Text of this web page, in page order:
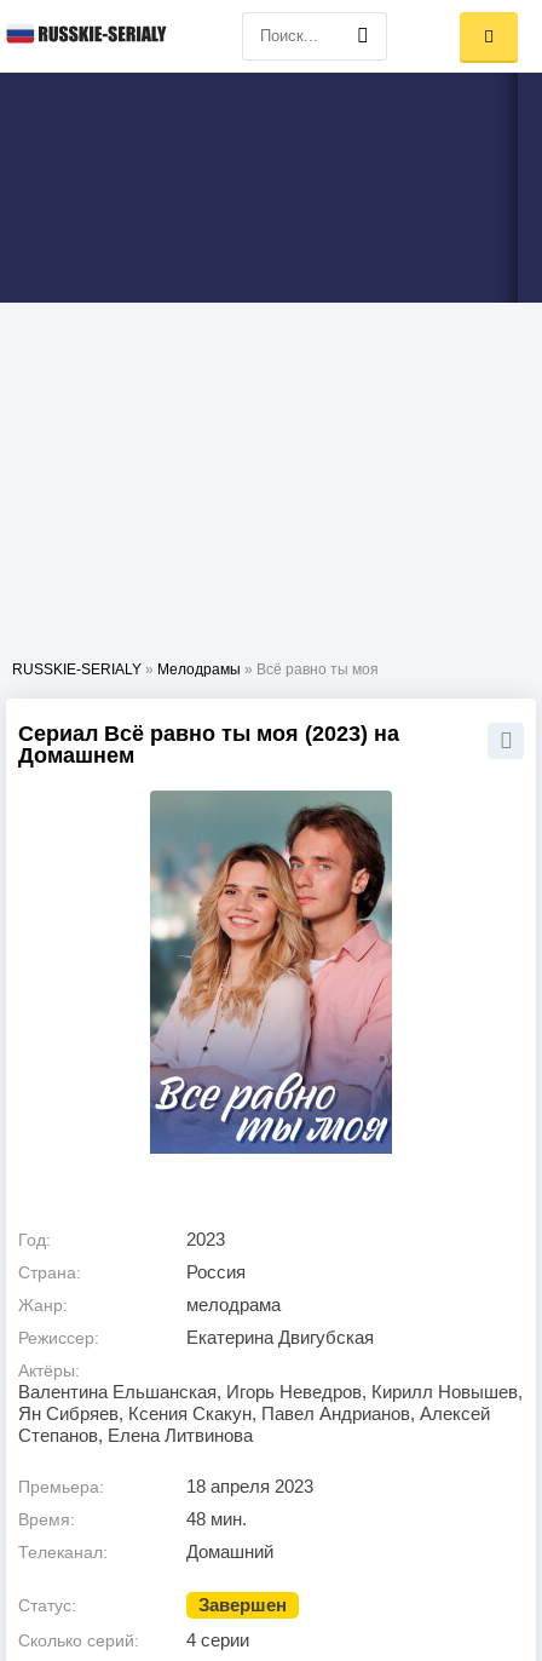
RUSSKIE-SERIALY » Мелодрамы » Всё равно ты моя
Сериал Всё равно ты моя (2023) на
Домашнем
Год: 2023
Страна: Россия
Жанр: мелодрама
Режиссер: Екатерина Двигубская
Актёры:
Валентина Ельшанская, Игорь Неведров, Кирилл Новышев,
Ян Сибряев, Ксения Скакун, Павел Андрианов, Алексей
Степанов, Елена Литвинова
Премьера: 18 апреля 2023
Время: 48 мин.
Телеканал: Домашний
Статус: Завершен
Сколько серий: 4 серии